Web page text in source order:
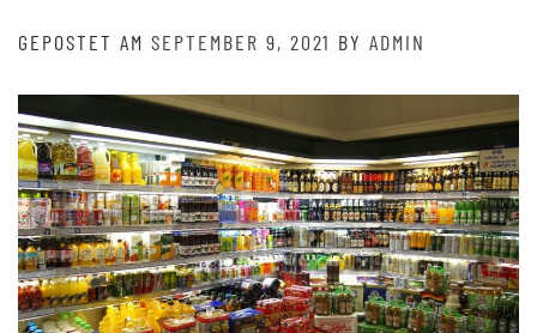
GEPOSTET AM SEPTEMBER 9, 2021 BY ADMIN